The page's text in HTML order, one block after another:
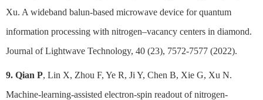
Xu. A wideband balun-based microwave device for quantum
information processing with nitrogen–vacancy centers in diamond.
Journal of Lightwave Technology, 40 (23), 7572-7577 (2022).
9. Qian P, Lin X, Zhou F, Ye R, Ji Y, Chen B, Xie G, Xu N.
Machine-learning-assisted electron-spin readout of nitrogen-